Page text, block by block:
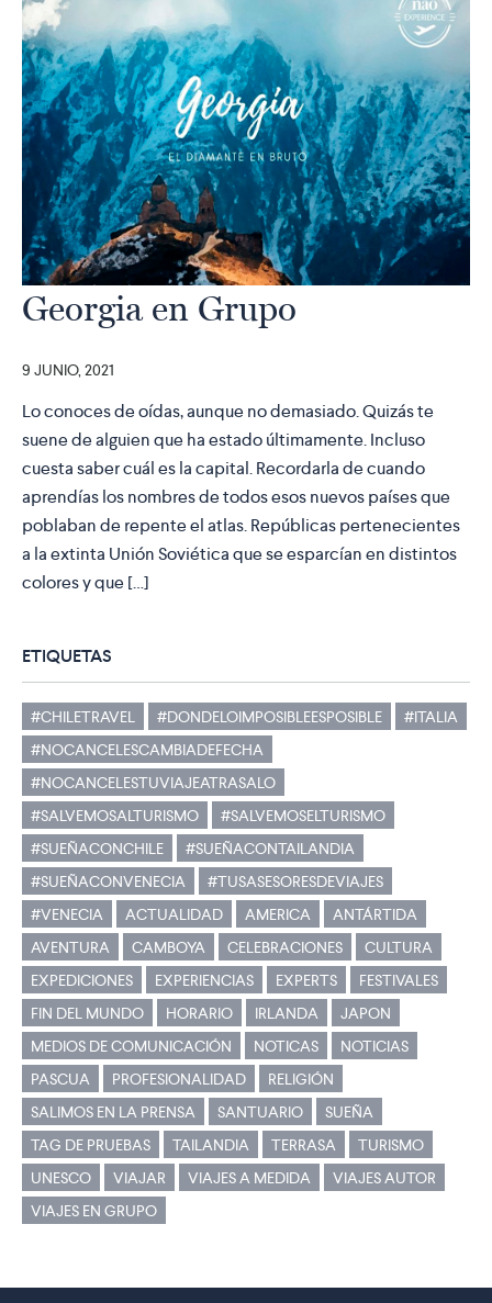
Georgia en Grupo
9 JUNIO, 2021
Lo conoces de oídas, aunque no demasiado. Quizás te
suene de alguien que ha estado últimamente. Incluso
cuesta saber cuál es la capital. Recordarla de cuando
aprendías los nombres de todos esos nuevos países que
poblaban de repente el atlas. Repúblicas pertenecientes
a la extinta Unión Soviética que se esparcían en distintos
colores y que […]
ETIQUETAS
#CHILETRAVEL #DONDELOIMPOSIBLEESPOSIBLE
#ITALIA
#NOCANCELESCAMBIADEFECHA
#NOCANCELESTUVIAJEATRASALO
#SALVEMOSALTURISMO
#SALVEMOSELTURISMO
#SUEÑACONCHILE
#SUEÑACONTAILANDIA
#SUEÑACONVENECIA
#TUSASESORESDEVIAJES
#VENECIA
ACTUALIDAD AMERICA
ANTÁRTIDA
AVENTURA
CAMBOYA CELEBRACIONES
CULTURA
EXPEDICIONES
EXPERIENCIAS EXPERTS
FESTIVALES
FIN DEL MUNDO
HORARIO IRLANDA
JAPON
MEDIOS DE COMUNICACIÓN
NOTICAS
NOTICIAS
PASCUA
PROFESIONALIDAD
RELIGIÓN
SALIMOS EN LA PRENSA
SANTUARIO
SUEÑA
TAG DE PRUEBAS
TAILANDIA TERRASA
TURISMO
UNESCO
VIAJAR VIAJES A MEDIDA
VIAJES AUTOR
VIAJES EN GRUPO